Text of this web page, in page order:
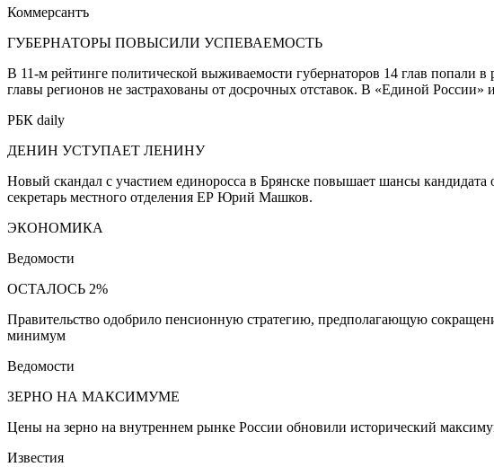
Коммерсантъ
ГУБЕРНАТОРЫ ПОВЫСИЛИ УСПЕВАЕМОСТЬ
В 11-м рейтинге политической выживаемости губернаторов 14 глав попали
главы регионов не застрахованы от досрочных отставок. В «Единой
РБК daily
ДЕНИН УСТУПАЕТ ЛЕНИНУ
Новый скандал с участием единоросса в Брянске повышает шансы
секретарь местного отделения ЕР Юрий Машков.
ЭКОНОМИКА
Ведомости
ОСТАЛОСЬ 2%
Правительство одобрило пенсионную стратегию, предполагающую
минимум
Ведомости
ЗЕРНО НА МАКСИМУМЕ
Цены на зерно на внутреннем рынке России обновили исторический
Известия